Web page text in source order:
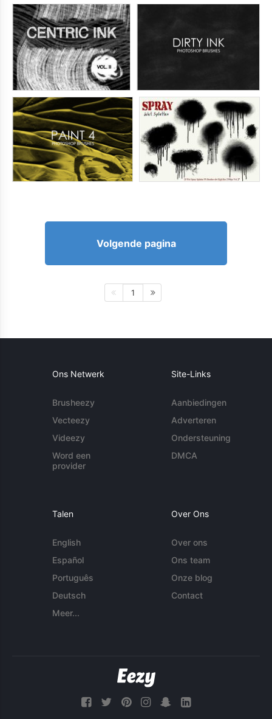
Volgende pagina
1
Ons Netwerk
Brusheezy
Vecteezy
Videezy
Word een
provider
Site-Links
Aanbiedingen
Adverteren
Ondersteuning
DMCA
Talen
English
Español
Português
Deutsch
Meer...
Over Ons
Over ons
Ons team
Onze blog
Contact